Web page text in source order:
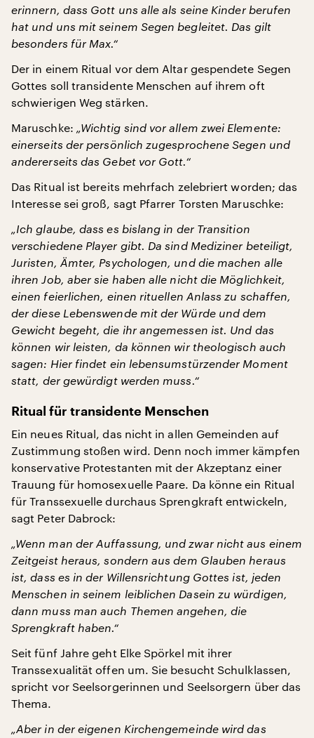
erinnern, dass Gott uns alle als seine Kinder berufen
hat und uns mit seinem Segen begleitet. Das gilt
besonders für Max.“
Der in einem Ritual vor dem Altar gespendete Segen
Gottes soll transidente Menschen auf ihrem oft
schwierigen Weg stärken.
Maruschke: „Wichtig sind vor allem zwei Elemente:
einerseits der persönlich zugesprochene Segen und
andererseits das Gebet vor Gott.“
Das Ritual ist bereits mehrfach zelebriert worden; das
Interesse sei groß, sagt Pfarrer Torsten Maruschke:
„Ich glaube, dass es bislang in der Transition
verschiedene Player gibt. Da sind Mediziner beteiligt,
Juristen, Ämter, Psychologen, und die machen alle
ihren Job, aber sie haben alle nicht die Möglichkeit,
einen feierlichen, einen rituellen Anlass zu schaffen,
der diese Lebenswende mit der Würde und dem
Gewicht begeht, die ihr angemessen ist. Und das
können wir leisten, da können wir theologisch auch
sagen: Hier findet ein lebensumstürzender Moment
statt, der gewürdigt werden muss.“
Ritual für transidente Menschen
Ein neues Ritual, das nicht in allen Gemeinden auf
Zustimmung stoßen wird. Denn noch immer kämpfen
konservative Protestanten mit der Akzeptanz einer
Trauung für homosexuelle Paare. Da könne ein Ritual
für Transsexuelle durchaus Sprengkraft entwickeln,
sagt Peter Dabrock:
„Wenn man der Auffassung, und zwar nicht aus einem
Zeitgeist heraus, sondern aus dem Glauben heraus
ist, dass es in der Willensrichtung Gottes ist, jeden
Menschen in seinem leiblichen Dasein zu würdigen,
dann muss man auch Themen angehen, die
Sprengkraft haben.“
Seit fünf Jahre geht Elke Spörkel mit ihrer
Transsexualität offen um. Sie besucht Schulklassen,
spricht vor Seelsorgerinnen und Seelsorgern über das
Thema.
„Aber in der eigenen Kirchengemeinde wird das